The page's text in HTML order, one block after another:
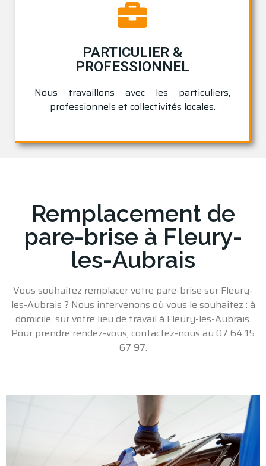
PARTICULIER &
PROFESSIONNEL
Nous travaillons avec les particuliers,
professionnels et collectivités locales.
Remplacement de
pare-brise à Fleury-
les-Aubrais
Vous souhaitez remplacer votre pare-brise sur Fleury-
les-Aubrais ? Nous intervenons où vous le souhaitez : à
domicile, sur votre lieu de travail à Fleury-les-Aubrais.
Pour prendre rendez-vous, contactez-nous au 07 64 15
67 97.